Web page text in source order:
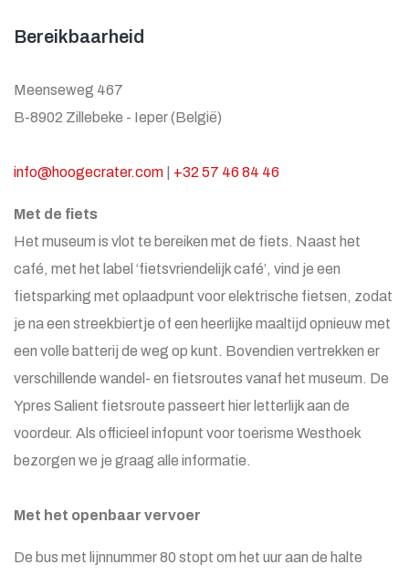
Bereikbaarheid
Meenseweg 467
B-8902 Zillebeke - Ieper (België)
info@hoogecrater.com +32 57 46 84 46
Met de fiets
Het museum is vlot te bereiken met de fiets. Naast het
café, met het label ‘fietsvriendelijk café’, vind je een
fietsparking met oplaadpunt voor elektrische fietsen, zodat
je na een streekbiertje of een heerlijke maaltijd opnieuw met
een volle batterij de weg op kunt. Bovendien vertrekken er
verschillende wandel- en fietsroutes vanaf het museum. De
Ypres Salient fietsroute passeert hier letterlijk aan de
voordeur. Als officieel infopunt voor toerisme Westhoek
bezorgen we je graag alle informatie.
Met het openbaar vervoer
De bus met lijnnummer 80 stopt om het uur aan de halte